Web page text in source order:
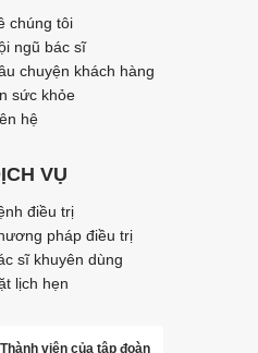
chúng tôi
ngũ bác sĩ
chuyện khách hàng
sức khỏe
hệ
VỤ
điều trị
pháp điều trị
sĩ khuyên dùng
lịch hẹn
Thành viên của tập đoàn